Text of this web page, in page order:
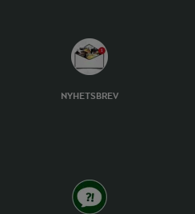
NYHETSBREV